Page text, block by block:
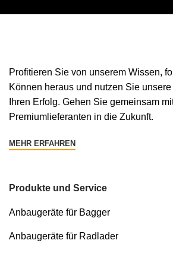
Profitieren Sie von unserem Wissen,
Können heraus und nutzen Sie
Ihren Erfolg. Gehen Sie gemeinsam
Premiumlieferanten in die Zukunft.
MEHR ERFAHREN
Produkte und Service
Anbaugeräte für Bagger
Anbaugeräte für Radlader